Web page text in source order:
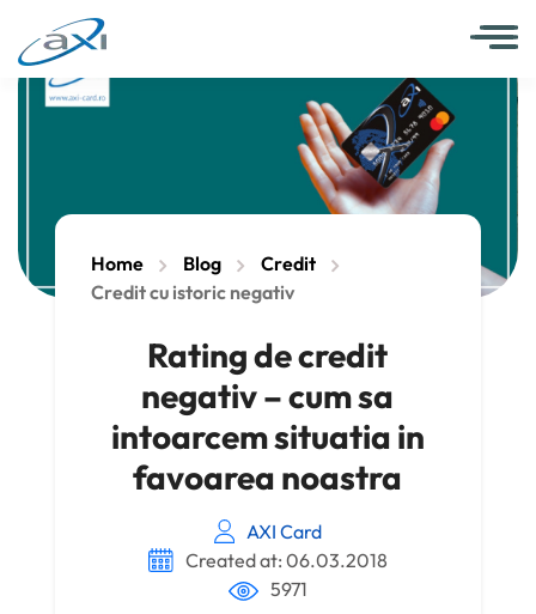
Home Blog
Credit
Credit cu istoric negativ
Rating de credit
negativ – cum sa
intoarcem situatia in
favoarea noastra
AXI Card
Created at: 06.03.2018
5971